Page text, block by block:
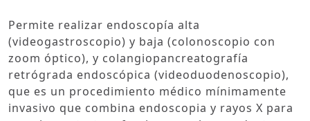
Permite realizar endoscopía alta
(videogastroscopio) y baja (colonoscopio con
zoom óptico), y colangiopancreatografía
retrógrada endoscópica (videoduodenoscopio),
que es un procedimiento médico mínimamente
invasivo que combina endoscopia y rayos X para